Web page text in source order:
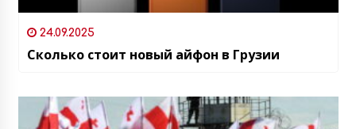
24.09.2025
Сколько стоит новый айфон в Грузии